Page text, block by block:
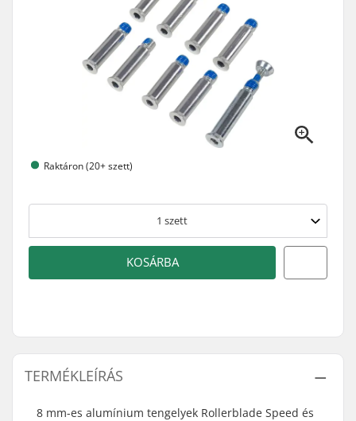
Raktáron (20+ szett)
1 szett
KOSÁRBA
TERMÉKLEÍRÁS
8 mm-es alumínium tengelyek Rollerblade Speed és